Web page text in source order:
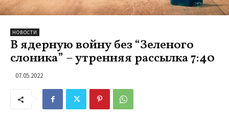
НОВОСТИ
В ядерную войну без “Зеленого
слоника” – утренняя рассылка 7:40
07.05.2022